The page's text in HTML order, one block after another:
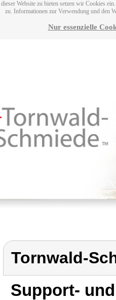
Website zu bieten setzen wir Cookies
zu. Informationen zur Verwendung und den
Nur essenzielle
Tornwald-
Support-